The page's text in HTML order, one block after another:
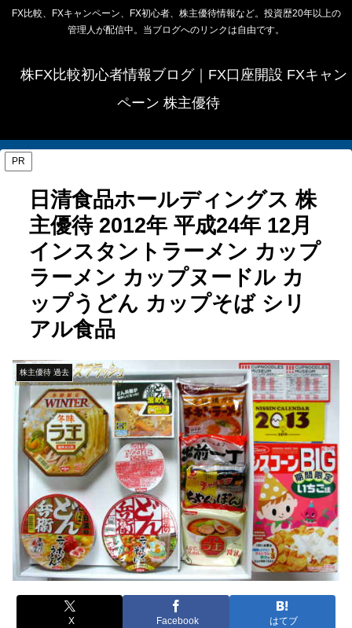
FX比較、FXキャンペーン、FX初心者、株主優待情報など。投資歴20年以上の
管理人が配信中。当ブログへのリンクは自由です。
株FX比較初心者情報ブログ｜FX口座開設 FXキャン
ペーン 株主優待
PR
日清食品ホールディングス 株
主優待 2012年 平成24年 12月
インスタントラーメン カップ
ラーメン カップヌードル カ
ップうどん カップそば シリ
アル食品
株主優待 過去
X Facebook はてブ